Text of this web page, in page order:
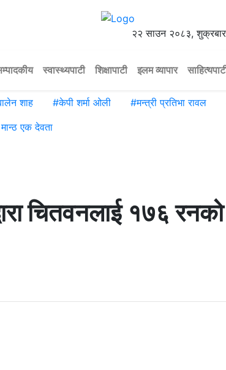
२२ साउन २०८३, शुक्रबार
स्वास्थ्यपाटी शिक्षापाटी इलम व्यापार
शाह #केपी शर्मा ओली #मन्त्री प्रतिभा रावल
एक देवता
चितवनलाई १७६